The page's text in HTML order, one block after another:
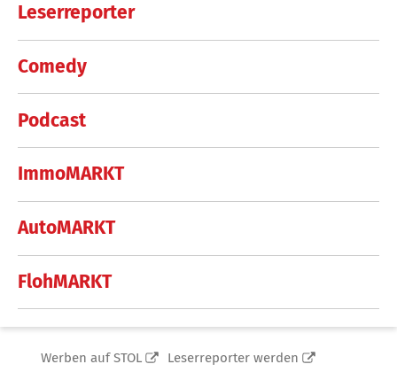
Leserreporter
Comedy
Podcast
ImmoMARKT
AutoMARKT
FlohMARKT
Werben auf STOL
Leserreporter werden